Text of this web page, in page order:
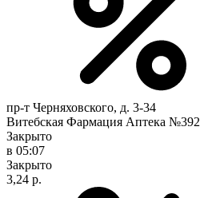
пр-т Черняховского, д. 3-34
Витебская Фармация Аптека №392
Закрыто
в 05:07
Закрыто
3,24 р.